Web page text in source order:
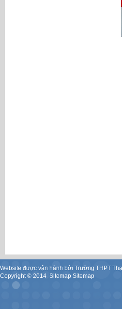
Website được vận hành bởi Trường THPT
Copyright © 2014. Sitemap Sitemap